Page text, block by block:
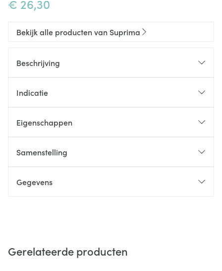
€ 26,30
Bekijk alle producten van Suprima
Beschrijving
Indicatie
Eigenschappen
Samenstelling
Gegevens
Gerelateerde producten